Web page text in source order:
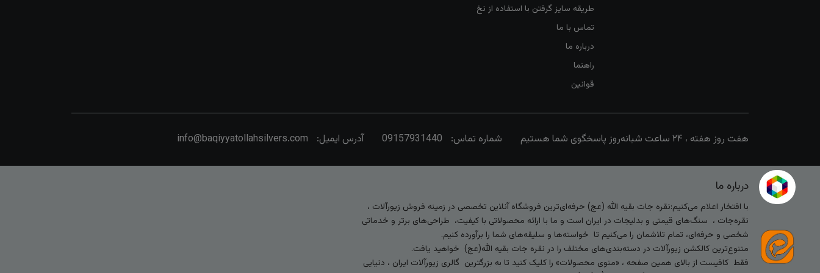
طریقه سایز گرفتن با استفاده از نخ
تماس با ما
درباره ما
راهنما
قوانین
هفت روز هفته ، ۲۴ ساعت شبانه‌روز پاسخگوی شما هستیم شماره تماس: 09157931440 آدرس ایمیل: info@baqiyyatollahsilvers.com
درباره ما
با افتخار اعلام می‌کنیم:نقره جات بقیه الله (عج) حرفه‌ای‌ترین فروشگاه آنلاین تخصصی در زمینه فروش زیورآلات ،
نقره‌جات ، سنگ‌های قیمتی و بدلیجات در ایران است و ما با ارائه محصولاتی با کیفیت، طراحی‌های برتر و خدماتی
شخصی و حرفه‌ای، تمام تلاشمان را می‌کنیم تا خواسته‌ها و سلیقه‌های شما را برآورده کنیم.
متنوع‌ترین کالکشن زیورآلات در دسته‌بندی‌های مختلف را در نقره جات بقیه الله(عج) خواهید یافت.
فقط کافیست از بالای همین صفحه ، «منوی محصولات» را کلیک کنید تا به بزرگترین گالری زیورآلات ایران ، دنیایی